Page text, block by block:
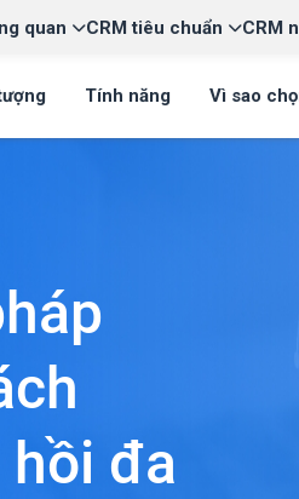
quan CRM tiêu chuẩn CRM
Tính năng Vì sao
hồi đa